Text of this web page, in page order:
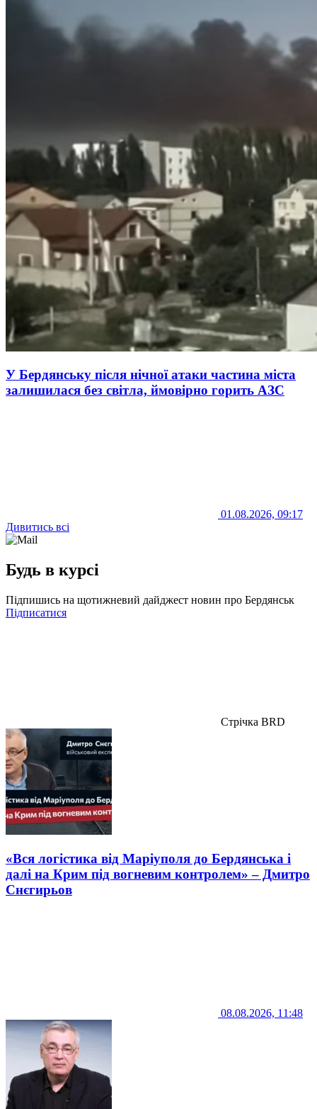
У Бердянську після нічної атаки частина міста
залишилася без світла, ймовірно горить АЗС
01.08.2026, 09:17
Дивитись всі
Будь в курсі
Підпишись на щотижневий дайджест новин про Бердянськ
Підписатися
Стрічка BRD
«Вся логістика від Маріуполя до Бердянська і
далі на Крим під вогневим контролем» – Дмитро
Снєгирьов
08.08.2026, 11:48